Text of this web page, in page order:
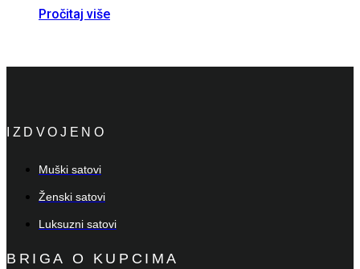
Pročitaj više
IZDVOJENO
Muški satovi
Ženski satovi
Luksuzni satovi
BRIGA O KUPCIMA